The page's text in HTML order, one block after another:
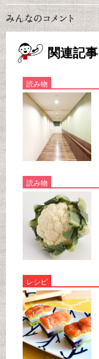
関連記事
読み物
読み物
レシピ